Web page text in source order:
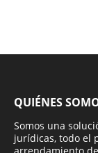
QUIÉNES
Somos una
jurídicas, todo el